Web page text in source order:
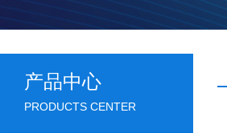
产品中心
PRODUCTS CENTER